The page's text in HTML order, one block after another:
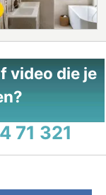
video die je
71 321